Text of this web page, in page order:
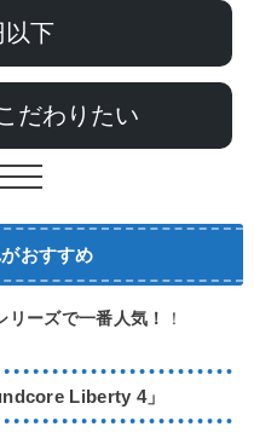
以下
だわりたい
おすすめ
ーズで一番人気！ ！
Liberty 4」